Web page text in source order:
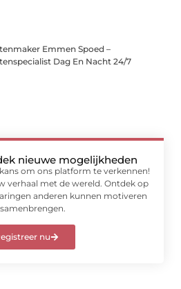
Emmen Spoed –
Dag En Nacht 24/7
nieuwe mogelijkheden
om ons platform te verkennen!
verhaal met de wereld. Ontdek op
anderen kunnen motiveren
nu